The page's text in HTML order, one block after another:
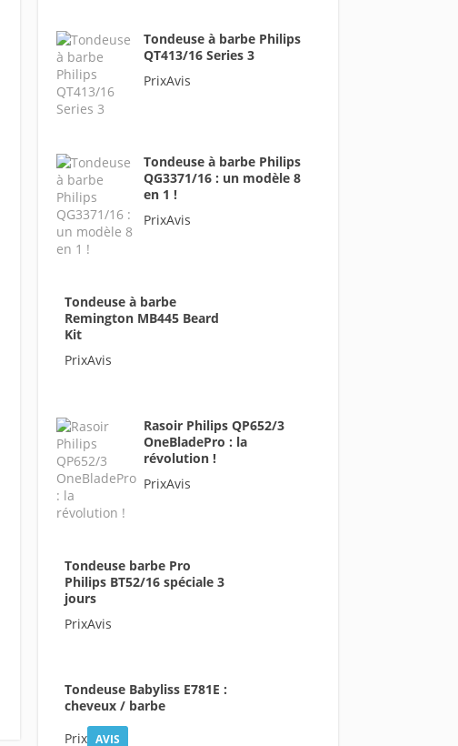
Tondeuse à barbe Philips
QT413/16 Series 3
PrixAvis
Tondeuse à barbe Philips
QG3371/16 : un modèle 8
en 1 !
PrixAvis
Tondeuse à barbe
Remington MB445 Beard
Kit
PrixAvis
Rasoir Philips QP652/3
OneBladePro : la
révolution !
PrixAvis
Tondeuse barbe Pro
Philips BT52/16 spéciale 3
jours
PrixAvis
Tondeuse Babyliss E781E :
cheveux / barbe
Prix AVIS